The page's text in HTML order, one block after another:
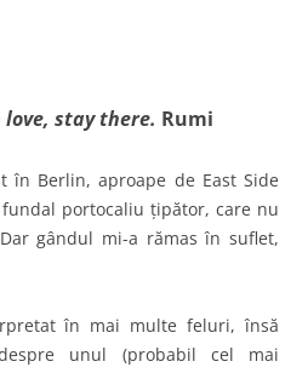
love, stay there. Rumi
în Berlin, aproape de East Side
portocaliu țipător, care nu
gândul mi-a rămas în suflet,
în mai multe feluri, însă
unul (probabil cel mai